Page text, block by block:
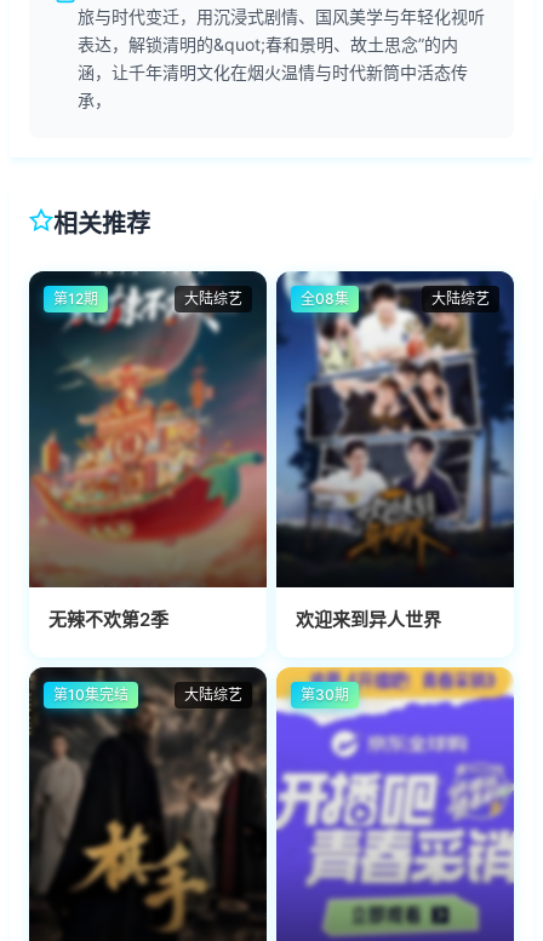
旅与时代变迁，用沉浸式剧情、国风美学与年轻化视听
表达，解锁清明的&quot;春和景明、故土思念”的内
涵，让千年清明文化在烟火温情与时代新筒中活态传
承，
相关推荐
大陆综艺
第12期
无辣不欢第2季
大陆综艺
全08集
欢迎来到异人世界
大陆综艺
第10集完结 第30期